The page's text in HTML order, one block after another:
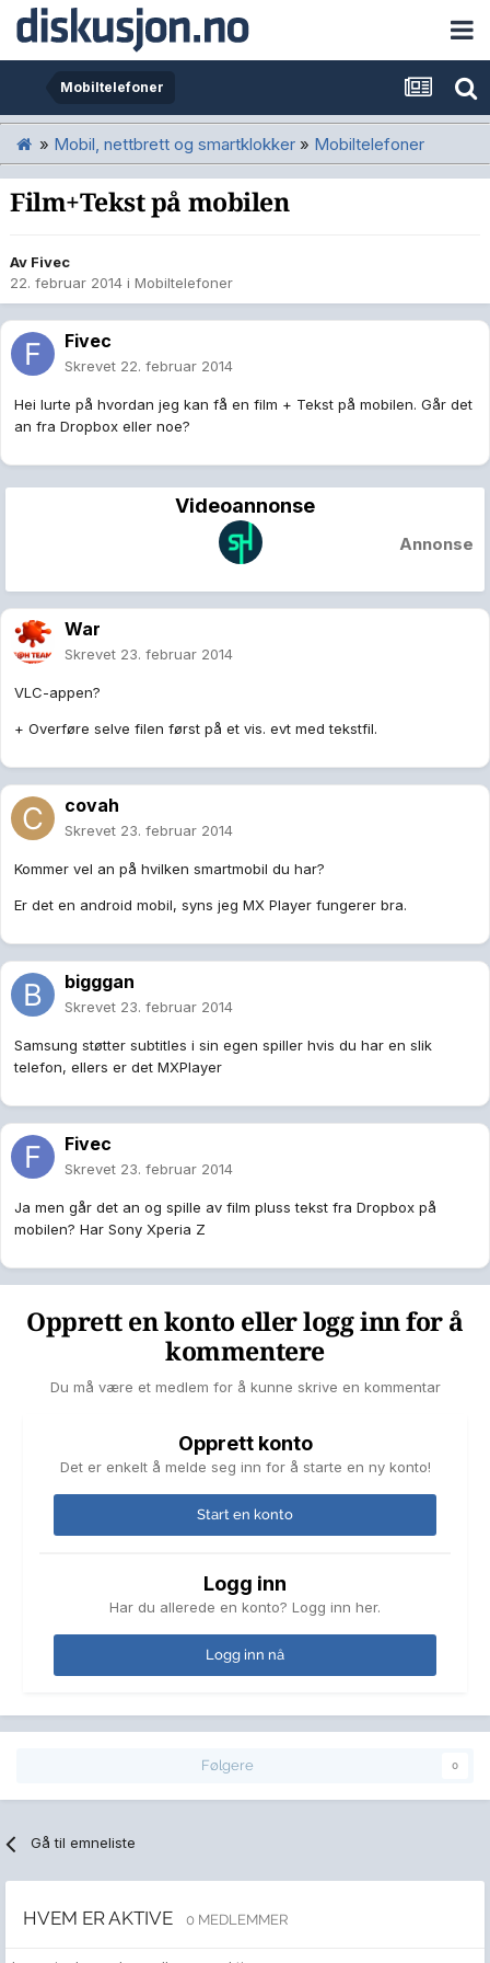
Mobiltelefoner
» Mobil, nettbrett og smartklokker » Mobiltelefoner
Film+Tekst på mobilen
Av Fivec
22. februar 2014 i Mobiltelefoner
Fivec
Skrevet 22. februar 2014
Hei lurte på hvordan jeg kan få en film + Tekst på mobilen. Går det
an fra Dropbox eller noe?
Videoannonse
Annonse
War
Skrevet 23. februar 2014
VLC-appen?
+ Overføre selve filen først på et vis. evt med tekstfil.
covah
Skrevet 23. februar 2014
Kommer vel an på hvilken smartmobil du har?
Er det en android mobil, syns jeg MX Player fungerer bra.
bigggan
Skrevet 23. februar 2014
Samsung støtter subtitles i sin egen spiller hvis du har en slik
telefon, ellers er det MXPlayer
Fivec
Skrevet 23. februar 2014
Ja men går det an og spille av film pluss tekst fra Dropbox på
mobilen? Har Sony Xperia Z
Opprett en konto eller logg inn for å
kommentere
Du må være et medlem for å kunne skrive en kommentar
Opprett konto
Det er enkelt å melde seg inn for å starte en ny konto!
Start en konto
Logg inn
Har du allerede en konto? Logg inn her.
Logg inn nå
Følgere 0
Gå til emneliste
HVEM ER AKTIVE 0 MEDLEMMER